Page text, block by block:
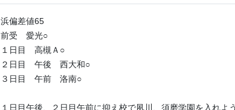
浜偏差値65
前受 愛光○
１日目 高槻Ａ○
２日目 午後 西大和○
３日目 午前 洛南○
１日目午後、２日目午前に抑え校で夙川、須磨学園を入れよ